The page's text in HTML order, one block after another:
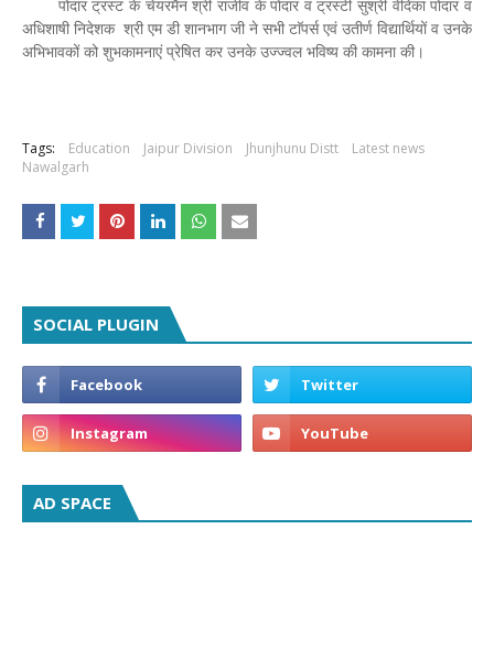
पोदार ट्रस्ट के चेयरमैन श्री राजीव के पोदार व ट्रस्टी सुश्री वेदिका पोदार व
अधिशाषी निदेशक श्री एम डी शानभाग जी ने सभी टाॅपर्स एवं उतीर्ण विद्यार्थियों व उनके
अभिभावकों को शुभकामनाएं प्रेषित कर उनके उज्ज्वल भविष्य की कामना की।
Tags: Education Jaipur Division Jhunjhunu Distt
Latest news
Nawalgarh
SOCIAL PLUGIN
AD SPACE